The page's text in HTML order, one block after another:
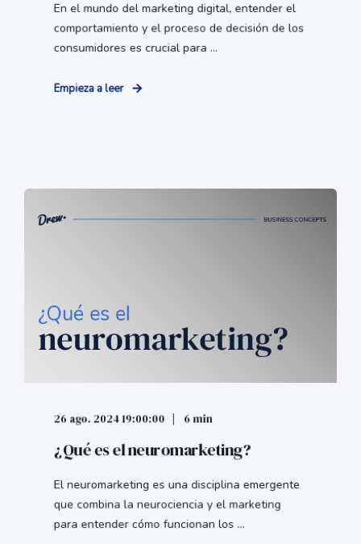
En el mundo del marketing digital, entender el
comportamiento y el proceso de decisión de los
consumidores es crucial para ...
Empieza a leer
26 ago. 2024 19:00:00 6 min
¿Qué es el neuromarketing?
El neuromarketing es una disciplina emergente
que combina la neurociencia y el marketing
para entender cómo funcionan los ...